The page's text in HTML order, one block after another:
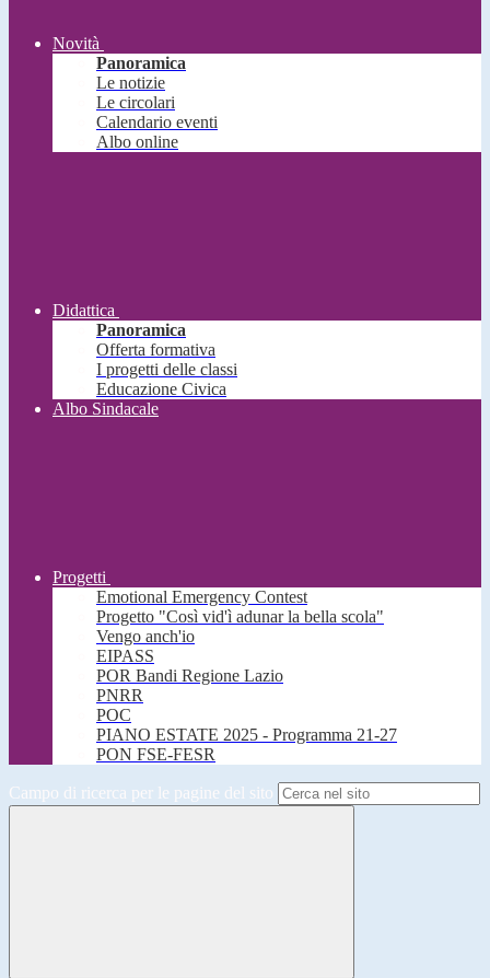
Novità
Panoramica
Le notizie
Le circolari
Calendario eventi
Albo online
Didattica
Panoramica
Offerta formativa
I progetti delle classi
Educazione Civica
Albo Sindacale
Progetti
Emotional Emergency Contest
Progetto "Così vid'ì adunar la bella scola"
Vengo anch'io
EIPASS
POR Bandi Regione Lazio
PNRR
POC
PIANO ESTATE 2025 - Programma 21-27
PON FSE-FESR
Campo di ricerca per le pagine del sito